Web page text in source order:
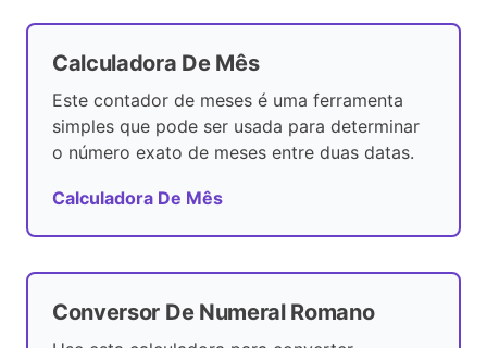
Calculadora De Mês
Este contador de meses é uma ferramenta
simples que pode ser usada para determinar
o número exato de meses entre duas datas.
Calculadora De Mês
Conversor De Numeral Romano